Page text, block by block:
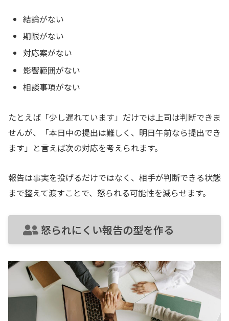
結論がない
期限がない
対応案がない
影響範囲がない
相談事項がない
たとえば「少し遅れています」だけでは上司は判断できま
せんが、「本日中の提出は難しく、明日午前なら提出でき
ます」と言えば次の対応を考えられます。
報告は事実を投げるだけではなく、相手が判断できる状態
まで整えて渡すことで、怒られる可能性を減らせます。
怒られにくい報告の型を作る